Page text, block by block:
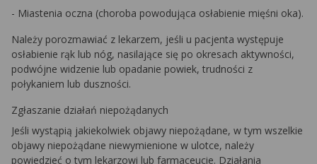
- Miastenia oczna (choroba powodująca osłabienie mięśni oka).
Należy porozmawiać z lekarzem, jeśli u pacjenta występuje
osłabienie rąk lub nóg, nasilające się po okresach aktywności,
podwójne widzenie lub opadanie powiek, trudności z
połykaniem lub duszności.
Zgłaszanie działań niepożądanych
Jeśli wystąpią jakiekolwiek objawy niepożądane, w tym wszelkie
objawy niepożądane niewymienione w ulotce, należy
powiedzieć o tym lekarzowi lub farmaceucie. Działania